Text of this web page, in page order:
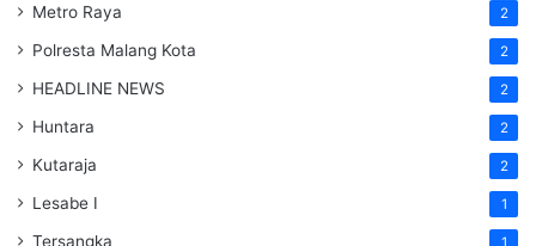
Metro Raya 2
Polresta Malang Kota 2
HEADLINE NEWS 2
Huntara 2
Kutaraja 2
Lesabe I 1
Tersangka 1